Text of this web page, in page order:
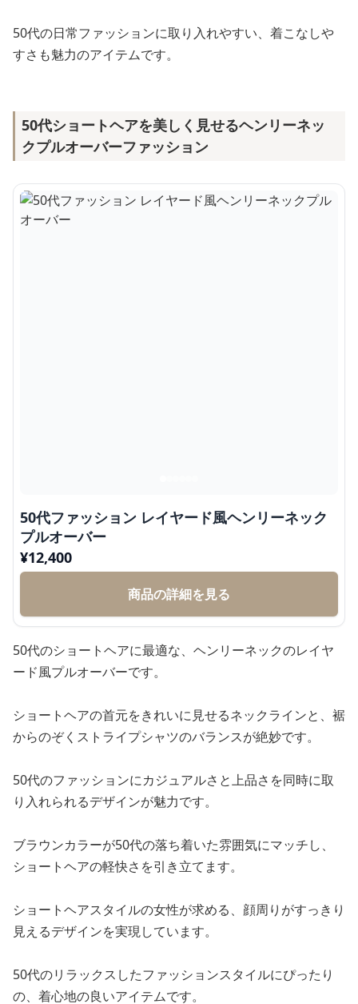
50代の日常ファッションに取り入れやすい、着こなしや
すさも魅力のアイテムです。
50代ショートヘアを美しく見せるヘンリーネッ
クプルオーバーファッション
50代ファッション レイヤード風ヘンリーネック
プルオーバー
¥12,400
商品の詳細を見る
50代のショートヘアに最適な、ヘンリーネックのレイヤ
ード風プルオーバーです。
ショートヘアの首元をきれいに見せるネックラインと、裾
からのぞくストライプシャツのバランスが絶妙です。
50代のファッションにカジュアルさと上品さを同時に取
り入れられるデザインが魅力です。
ブラウンカラーが50代の落ち着いた雰囲気にマッチし、
ショートヘアの軽快さを引き立てます。
ショートヘアスタイルの女性が求める、顔周りがすっきり
見えるデザインを実現しています。
50代のリラックスしたファッションスタイルにぴったり
の、着心地の良いアイテムです。